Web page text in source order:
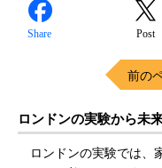
Share Post
前の
ロンドンの実験から未
ロンドンの実験では、